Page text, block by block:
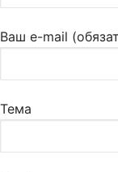
Ваш e-mail
Тема